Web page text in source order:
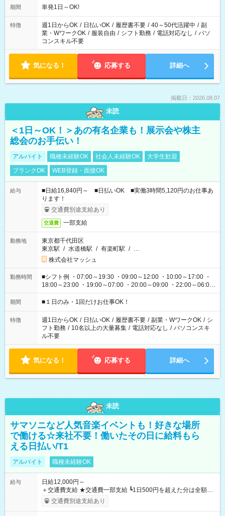
期間 単発1日～OK!
特徴 週1日からOK / 日払いOK / 履歴書不要 / 40～50代活躍中 / 副
業・WワークOK / 服装自由 / シフト勤務 / 電話対応なし / パソ
コンスキル不要
気になる！ 応募する 詳細へ
掲載日：2026.08.07
未読
＜1日～OK！＞あの有名企業も！展示会や株主
総会のお手伝い！
アルバイト 職種未経験OK 社会人未経験OK
大学生歓迎
ブランクOK
WEB登録・面接OK
給与
■日給16,840円～ ■日払いOK ■実働3時間5,120円のお仕事あ
ります！
交通費別途支給あり
交通費 一部支給
勤務地
東京都千代田区
東京駅 / 水道橋駅 / 有楽町駅 / …
株式会社マッシュ
勤務時間
■シフト例 ・07:00～19:30 ・09:00～12:00 ・10:00～17:00 ・
18:00～23:00 ・19:00～07:00 ・20:00～09:00 ・22:00～06:00
etc ★最短で3時間で5,120円のお仕事から 15時間で2万円近く稼
げるお仕事も！ ご希望のお時間に合わせてご紹介！ ※シフトは
ください！
期間 ■１日のみ・1回だけお仕事OK！
特徴 週1日からOK / 日払いOK / 履歴書不要 / 副業・WワークOK / シ
フト勤務 / 10名以上の大量募集 / 電話対応なし / パソコンスキ
ル不要
気になる！ 応募する 詳細へ
未読
サマソニなど人気音楽イベントも！好きな場所
で働ける☆来社不要！働いたその日に給料もら
える日払い/T1
アルバイト 職種未経験OK
給与
日給12,000円～
＋交通費支給 ★交通費一部支給 ┗1日500円を超えた分は全額支
給！ ※往復500円以内の方は自己負担となります ★日払いOK！
（規定あり） ┗働いたその日に現金GET♪ お仕事後はコンビニ
交通費別途支給あり